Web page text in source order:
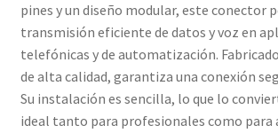
pines y un diseño modular, este conector
transmisión eficiente de datos y voz en
telefónicas y de automatización.
de alta calidad, garantiza una conexión
Su instalación es sencilla, lo que lo
ideal tanto para profesionales como para